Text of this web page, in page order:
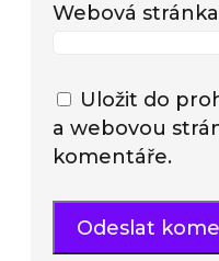
Webová stránka
Uložit do
a webovou
komentáře.